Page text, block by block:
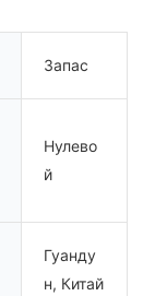
Запас
Нулево
й
Гуанду
н, Китай